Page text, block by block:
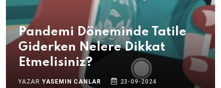
Pandemi Döneminde Tatile
Giderken Nelere Dikkat
Etmelisiniz?
YAZAR YASEMIN CANLAR 23-09-2024